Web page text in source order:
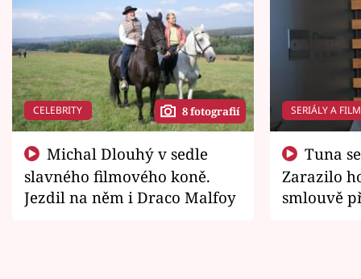
CELEBRITY 8 fotografií
slavného filmového koně.
Jezdil na něm i Draco Malfoy
SERIÁLY A
Zarazilo
smlouvě